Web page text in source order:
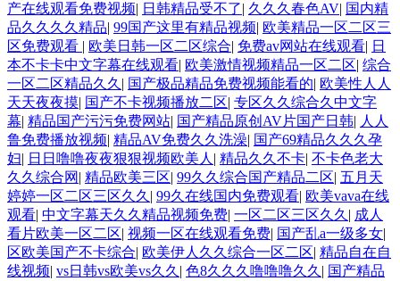
产在线观看免费视频| 日韩精品受不了| 久久久春色AV| 国内精
品久久久久精品| 99国产这里有精品视频| 欧美精品一区二区三
区免费观看 | 欧美日韩一区二区综合| 免费av网站在线观看| 日
本不卡卡中文字幕在线观看| 欧美激情视频精品一区二区| 综合
一区二区精品久久 | 国产极品精品免费视频能看的| 欧美性人人
天天夜夜摸| 国产不卡视频播放二区| 专区久久综合久中文字
幕| 精品国产污污免费网站| 国产精品原创AV片国产日韩| 人人
鲁免费播放视频| 精品AV免费久久洗澡| 国产69精品久久久孕
妇| 日日噜噜夜夜狠狠视频欧美人 | 精品久久不卡| 不卡色老大
久久综合网 | 精品欧美三区| 99久久综合国产精品二区| 五月天
婷婷一区二区三区久久 | 99久在线国内免费观看| 欧美vava在线
观看| 中文字幕天久久精品视频免费| 一区二区三区久久 | 成人
看片欧美一区二区| 视频一区在线观看免费| 国产乱a一级多女|
区欧美国产不卡综合| 欧美伊人久久综合一区二区| 精品自在自
线视频| vs日韩vs欧美vs久久 | 色8久久久噜噜噜久久 | 国产精品